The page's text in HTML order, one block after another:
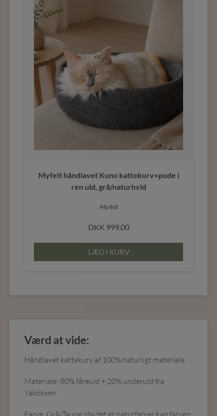
Myfelt håndlavet Kuno kattekurv+pude i
ren uld, grå/naturhvid
Myfelt
DKK 999,00
LÆG I KURV
Værd at vide:
Håndlavet kattekurv af 100% naturligt materiale.
Materiale: 80% fåreuld + 20% underuld fra
Yakoksen.
Farve: Grå/Taupe (da det er naturfarver kan farven